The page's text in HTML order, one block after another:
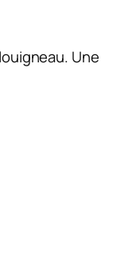
Une